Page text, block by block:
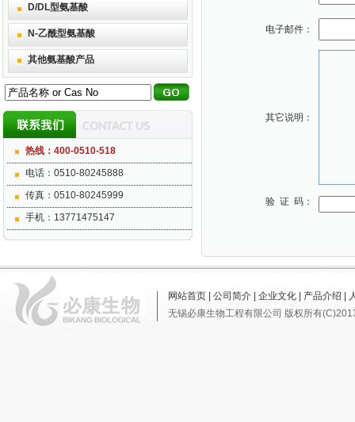
D/DL型氨基酸
N-乙酰型氨基酸
其他氨基酸产品
热线：400-0510-518
电话：0510-80245888
传真：0510-80245999
手机：13771475147
电子邮件：
其它说明：
验 证 码：
网站首页| 公司简介| 企业文化| 产品介绍
无锡必康生物工程有限公司 版权所有